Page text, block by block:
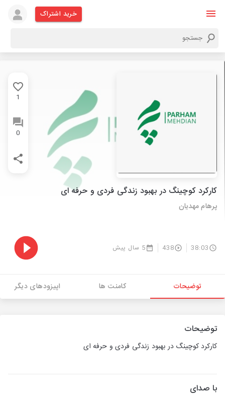
خرید اشتراک
1
0
کارکرد کوچینگ در بهبود زندگی فردی و حرفه ای
پرهام مهدیان
38:03
438 5 سال پیش
توضیحات کامنت ها اپیزودهای دیگر
توضیحات
کارکرد کوچینگ در بهبود زندگی فردی و حرفه ای
با صدای